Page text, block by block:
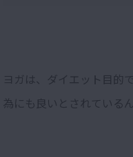
ヨガは、ダイエット目的
為にも良いとされている